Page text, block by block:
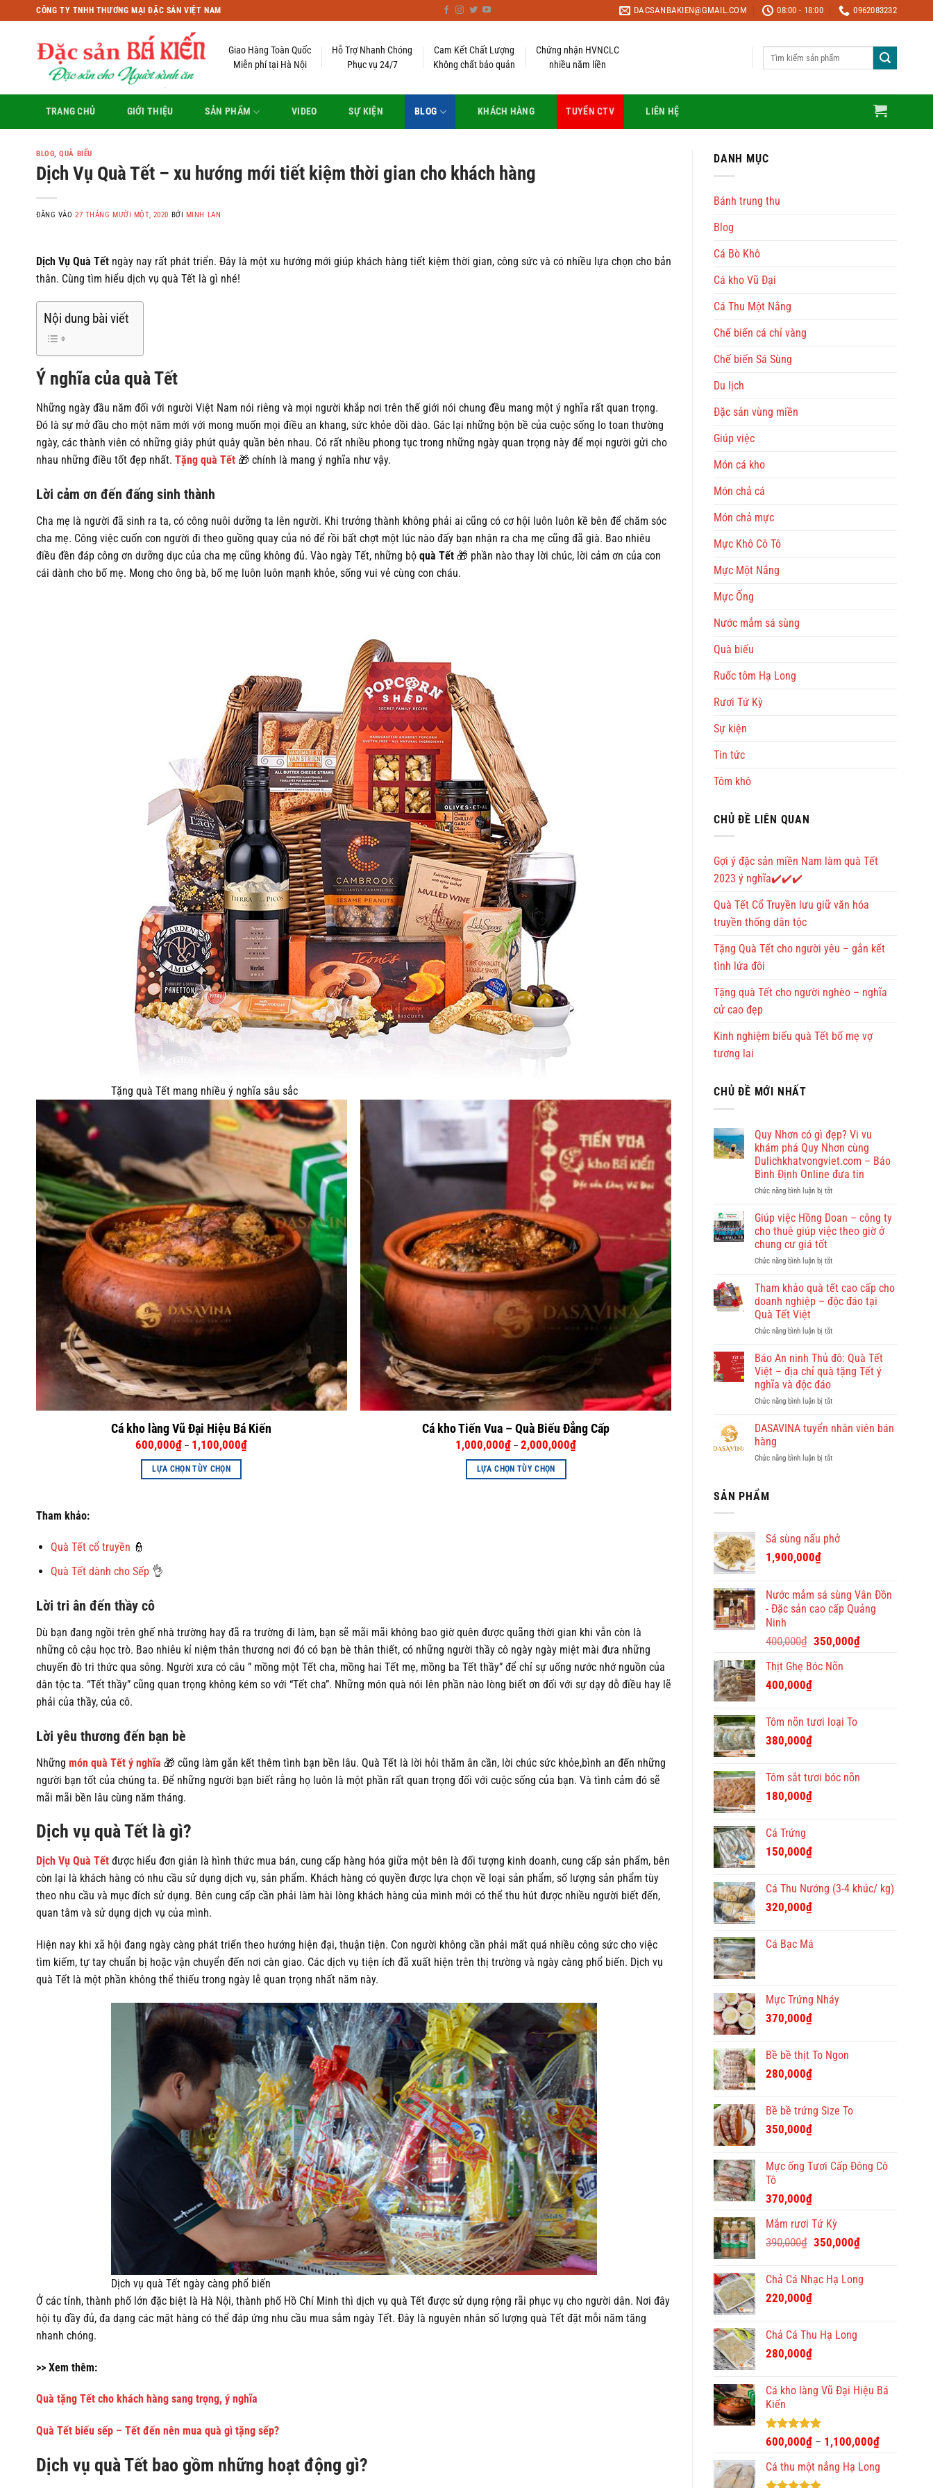
qua
CÔNG TY TNHH THƯƠNG MẠI ĐẶC SẢN VIỆT NAM DACSANBAKIEN@GMAIL.COM 08:00 - 18:00 0962083232
Giao Hàng Toàn Quốc
Miễn phí tại Hà Nội
Hỗ Trợ Nhanh Chóng
Phục vụ 24/7
Cam Kết Chất Lượng
Không chất bảo quản
Chứng nhận HVNCLC
nhiều năm liền
TRANG CHỦ GIỚI THIỆU SẢN PHẨM VIDEO SỰ KIỆN BLOG KHÁCH HÀNG TUYỂN CTV LIÊN HỆ
BLOG,QUÀ BIẾU
Dịch Vụ Quà Tết – xu hướng mới tiết kiệm thời gian cho khách hàng
ĐĂNG VÀO27 THÁNG MƯỜI MỘT, 2020 BỞI MINH LAN
Dịch Vụ Quà Tết ngày nay rất phát triển. Đây là một xu hướng mới giúp khách hàng tiết kiệm thời gian, công sức và có nhiều lựa chọn cho bản
thân. Cùng tìm hiểu dịch vụ quà Tết là gì nhé!
Nội dung bài viết
Ý nghĩa của quà Tết
Những ngày đầu năm đối với người Việt Nam nói riêng và mọi người khắp nơi trên thế giới nói chung đều mang một ý nghĩa rất quan trọng.
Đó là sự mở đầu cho một năm mới với mong muốn mọi điều an khang, sức khỏe dồi dào. Gác lại những bộn bề của cuộc sống lo toan thường
ngày, các thành viên có những giây phút quây quần bên nhau. Có rất nhiều phong tục trong những ngày quan trọng này để mọi người gửi cho
nhau những điều tốt đẹp nhất. Tặng quà Tết 🎁 chính là mang ý nghĩa như vậy.
Lời cảm ơn đến đấng sinh thành
Cha mẹ là người đã sinh ra ta, có công nuôi dưỡng ta lên người. Khi trưởng thành không phải ai cũng có cơ hội luôn luôn kề bên để chăm sóc
cha mẹ. Công việc cuốn con người đi theo guồng quay của nó để rồi bất chợt một lúc nào đấy bạn nhận ra cha mẹ cũng đã già. Bao nhiêu
điều đền đáp công ơn dưỡng dục của cha mẹ cũng không đủ. Vào ngày Tết, những bộ quà Tết 🎁 phần nào thay lời chúc, lời cảm ơn của con
cái dành cho bố mẹ. Mong cho ông bà, bố mẹ luôn luôn mạnh khỏe, sống vui vẻ cùng con cháu.
Tặng quà Tết mang nhiều ý nghĩa sâu sắc
Cá kho làng Vũ Đại Hiệu Bá Kiến
600,000₫ – 1,100,000₫
LỰA CHỌN TÙY CHỌN
chọn
có
thể
được
chọn
phẩm
Cá kho Tiến Vua – Quà Biếu Đẳng Cấp
1,000,000₫ –2,000,000₫
LỰA CHỌN TÙY CHỌN
chọn
có
thể
được
phẩm
Tham khảo:
Quà Tết cổ truyền 👮
Quà Tết dành cho Sếp👌
Lời tri ân đến thầy cô
Dù bạn đang ngồi trên ghế nhà trường hay đã ra trường đi làm, bạn sẽ mãi mãi không bao giờ quên được quãng thời gian khi vẫn còn là
những cô cậu học trò. Bao nhiêu kỉ niệm thân thương nơi đó có bạn bè thân thiết, có những người thầy cô ngày ngày miệt mài đưa những
chuyến đò tri thức qua sông. Người xưa có câu ” mồng một Tết cha, mồng hai Tết mẹ, mồng ba Tết thầy” để chỉ sự uống nước nhớ nguồn của
dân tộc ta. “Tết thầy” cũng quan trọng không kém so với “Tết cha”. Những món quà nói lên phần nào lòng biết ơn đối với sự dạy dỗ điều hay lẽ
phải của thầy, của cô.
Lời yêu thương đến bạn bè
Những món quà Tết ý nghĩa 🎁 cũng làm gắn kết thêm tình bạn bền lâu. Quà Tết là lời hỏi thăm ân cần, lời chúc sức khỏe,bình an đến những
người bạn tốt của chúng ta. Để những người bạn biết rằng họ luôn là một phần rất quan trọng đối với cuộc sống của bạn. Và tình cảm đó sẽ
mãi mãi bền lâu cùng năm tháng.
Dịch vụ quà Tết là gì?
Dịch Vụ Quà Tết được hiểu đơn giản là hình thức mua bán, cung cấp hàng hóa giữa một bên là đối tượng kinh doanh, cung cấp sản phẩm, bên
còn lại là khách hàng có nhu cầu sử dụng dịch vụ, sản phẩm. Khách hàng có quyền được lựa chọn về loại sản phẩm, số lượng sản phẩm tùy
theo nhu cầu và mục đích sử dụng. Bên cung cấp cần phải làm hài lòng khách hàng của mình mới có thể thu hút được nhiều người biết đến,
quan tâm và sử dụng dịch vụ của mình.
Hiện nay khi xã hội đang ngày càng phát triển theo hướng hiện đại, thuận tiện. Con người không cần phải mất quá nhiều công sức cho việc
tìm kiếm, tự tay chuẩn bị hoặc vận chuyển đến nơi càn giao. Các dịch vụ tiện ích đã xuất hiện trên thị trường và ngày càng phổ biến. Dịch vụ
quà Tết là một phần không thể thiếu trong ngày lễ quan trọng nhất năm này.
Dịch vụ quà Tết ngày càng phổ biến
Ở các tỉnh, thành phố lớn đặc biệt là Hà Nội, thành phố Hồ Chí Minh thì dịch vụ quà Tết được sử dụng rộng rãi phục vụ cho người dân. Nơi đây
hội tụ đầy đủ, đa dạng các mặt hàng có thể đáp ứng nhu cầu mua sắm ngày Tết. Đây là nguyên nhân số lượng quà Tết đặt mỗi năm tăng
nhanh chóng.
>> Xem thêm:
Quà tặng Tết cho khách hàng sang trọng, ý nghĩa
Quà Tết biếu sếp – Tết đến nên mua quà gì tặng sếp?
Dịch vụ quà Tết bao gồm những hoạt động gì?
DANH MỤC
Bánh trung thu
Blog
Cá Bò Khô
Cá kho Vũ Đại
Cá Thu Một Nắng
Chế biến cá chỉ vàng
Chế biến Sá Sùng
Du lịch
Đặc sản vùng miền
Giúp việc
Món cá kho
Món chả cá
Món chả mực
Mực Khô Cô Tô
Mực Một Nắng
Mực Ống
Nước mắm sá sùng
Quà biếu
Ruốc tôm Hạ Long
Rươi Tứ Kỳ
Sự kiện
Tin tức
Tôm khô
CHỦ ĐỀ LIÊN QUAN
Gợi ý đặc sản miền Nam làm quà Tết
2023 ý nghĩa✔️✔️✔️
Quà Tết Cổ Truyền lưu giữ văn hóa
truyền thống dân tộc
Tặng Quà Tết cho người yêu – gắn kết
tình lứa đôi
Tặng quà Tết cho người nghèo – nghĩa
cử cao đẹp
Kinh nghiệm biếu quà Tết bố mẹ vợ
tương lai
CHỦ ĐỀ MỚI NHẤT
Quy Nhơn có gì đẹp? Vi vu
khám phá Quy Nhơn cùng
Dulichkhatvongviet.com – Báo
Bình Định Online đưa tin
Chức năng bình luận bị tắtở
Nhơn
gì
Vi
khám
phá
Quy
cùng
–
Báo
Bình
Online
tin
Giúp việc Hồng Doan – công ty
cho thuê giúp việc theo giờ ở
chung cư giá tốt
Chức năng bình luận bị tắtở
việc
Hồng
Doan
công
cho
thuê
giúp
theo
ở
giá
Tham khảo quà tết cao cấp cho
doanh nghiệp – độc đáo tại
Quà Tết Việt
Chức năng bình luận bị tắtở
khảo
quà
tết
cấp
doanh
độc
Báo An ninh Thủ đô: Quà Tết
Việt – địa chỉ quà tặng Tết ý
nghĩa và độc đáo
Chức năng bình luận bị tắtở
An
đô:
quà
nghĩa
và
độc
DASAVINA tuyển nhân viên bán
hàng
Chức năng bình luận bị tắtở
SẢN PHẨM
Sá sùng nấu phở
1,900,000₫
Nước mắm sá sùng Vân Đồn
- Đặc sản cao cấp Quảng
Ninh
400,000₫ Giá
là:
350,000₫Giá
Thịt Ghẹ Bóc Nõn
400,000₫
Tôm nõn tươi loại To
380,000₫
Tôm sắt tươi bóc nõn
180,000₫
Cá Trứng
150,000₫
Cá Thu Nướng (3-4 khúc/ kg)
320,000₫
Cá Bạc Má
Mực Trứng Nháy
370,000₫
Bề bề thịt To Ngon
280,000₫
Bề bề trứng Size To
350,000₫
Mực ống Tươi Cấp Đông Cô
Tô
370,000₫
Mắm rươi Tứ Kỳ
390,000₫ Giá
390,000₫.
350,000₫Giá
là:
Chả Cá Nhạc Hạ Long
220,000₫
Chả Cá Thu Hạ Long
280,000₫
Cá kho làng Vũ Đại Hiệu Bá
Kiến
Được xếp
hạng
4.93
5 sao
600,000₫ – 1,100,000₫
Cá thu một nắng Hạ Long